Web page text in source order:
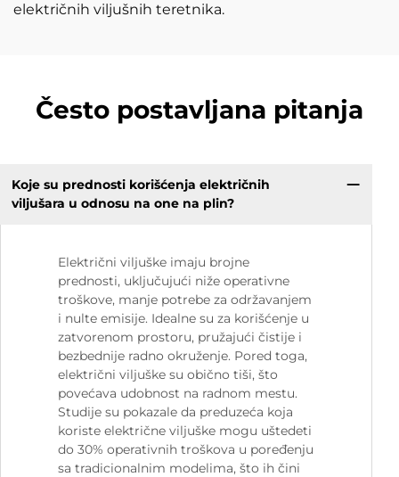
električnih viljušnih teretnika.
Često postavljana pitanja
Koje su prednosti korišćenja električnih
viljušara u odnosu na one na plin?
Električni viljuške imaju brojne
prednosti, uključujući niže operativne
troškove, manje potrebe za održavanjem
i nulte emisije. Idealne su za korišćenje u
zatvorenom prostoru, pružajući čistije i
bezbednije radno okruženje. Pored toga,
električni viljuške su obično tiši, što
povećava udobnost na radnom mestu.
Studije su pokazale da preduzeća koja
koriste električne viljuške mogu uštedeti
do 30% operativnih troškova u poređenju
sa tradicionalnim modelima, što ih čini